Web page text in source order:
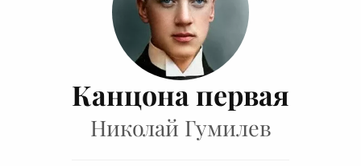
Канцона первая
Николай Гумилев